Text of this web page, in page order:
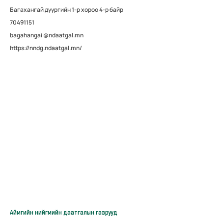
Багахангай дүүргийн 1-р хороо 4-р байр
70491151
bagahangai @ndaatgal.mn
https://nndg.ndaatgal.mn/
Аймгийн нийгмийн даатгалын газрууд